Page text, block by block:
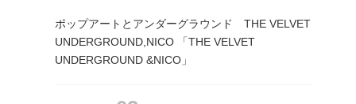
ポップアートとアンダーグラウンド THE VELVET
UNDERGROUND,NICO 「THE VELVET
UNDERGROUND &NICO」